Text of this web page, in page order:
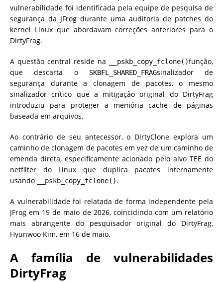
vulnerabilidade foi identificada pela equipe de pesquisa de
segurança da JFrog durante uma auditoria de patches do
kernel Linux que abordavam correções anteriores para o
DirtyFrag.
A questão central reside na __pskb_copy_fclone()função,
que descarta o
SKBFL_SHARED_FRAGsinalizador de
segurança durante a clonagem de pacotes, o mesmo
sinalizador crítico que a mitigação original do DirtyFrag
introduziu para proteger a memória cache de páginas
baseada em arquivos.
Ao contrário de seu antecessor, o DirtyClone explora um
caminho de clonagem de pacotes em vez de um caminho de
emenda direta, especificamente acionado pelo alvo TEE do
netfilter do Linux que duplica pacotes internamente
usando
__pskb_copy_fclone().
A vulnerabilidade foi relatada de forma independente pela
JFrog em 19 de maio de 2026, coincidindo com um relatório
mais abrangente do pesquisador original do DirtyFrag,
Hyunwoo Kim, em 16 de maio.
A família de vulnerabilidades
DirtyFrag